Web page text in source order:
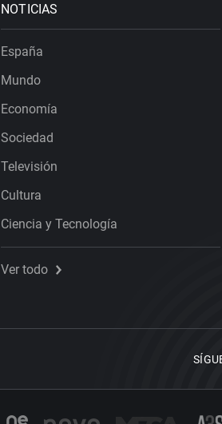
NOTICIAS
España
Mundo
Economía
Sociedad
Televisión
Cultura
Ciencia y Tecnología
Ver todo